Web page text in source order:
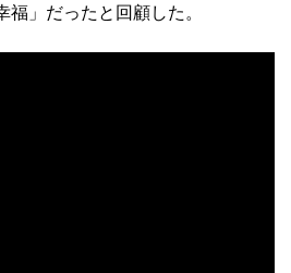
」だったと回顧した。